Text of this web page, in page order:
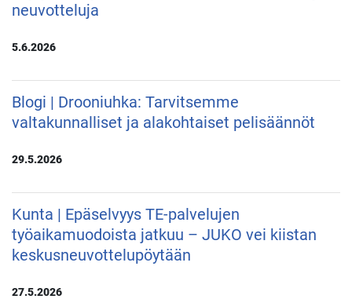
neuvotteluja
5.6.2026
Blogi | Drooniuhka: Tarvitsemme
valtakunnalliset ja alakohtaiset pelisäännöt
29.5.2026
Kunta | Epäselvyys TE-palvelujen
työaikamuodoista jatkuu – JUKO vei kiistan
keskusneuvottelupöytään
27.5.2026